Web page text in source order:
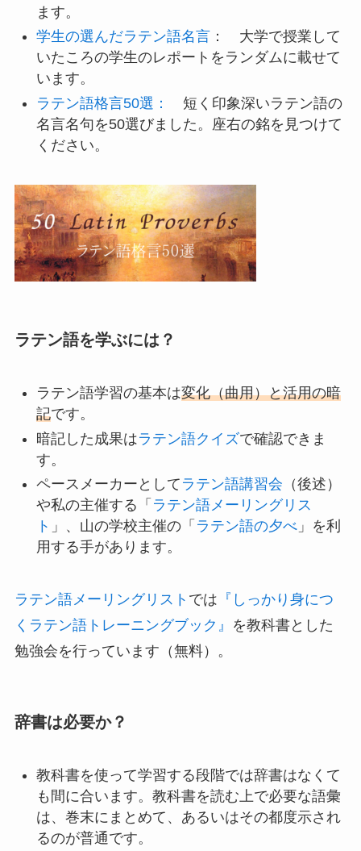
ます。
学生の選んだラテン語名言： 大学で授業して
いたころの学生のレポートをランダムに載せて
います。
ラテン語格言50選：
短く印象深いラテン語の
名言名句を50選びました。座右の銘を見つけて
ください。
ラテン語を学ぶには？
ラテン語学習の基本は変化（曲用）と活用の暗
記です。
暗記した成果はラテン語クイズで確認できま
す。
ペースメーカーとして ラテン語講習会 （後述）
や私の主催する「 ラテン語メーリングリス
ト 」、山の学校主催の「 ラテン語の夕べ」を利
用する手があります。
ラテン語メーリングリスト では 『しっかり身につ
くラテン語トレーニングブック』
を教科書とした
勉強会を行っています（無料）。
辞書は必要か？
教科書を使って学習する段階では辞書はなくて
も間に合います。教科書を読む上で必要な語彙
は、巻末にまとめて、あるいはその都度示され
るのが普通です。